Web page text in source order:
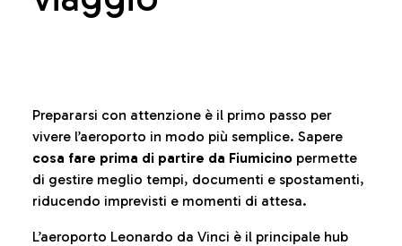
Prepararsi con attenzione è il primo passo per
vivere l’aeroporto in modo più semplice. Sapere
cosa fare prima di partire da Fiumicino permette
di gestire meglio tempi, documenti e spostamenti,
riducendo imprevisti e momenti di attesa.
L’aeroporto Leonardo da Vinci è il principale hub